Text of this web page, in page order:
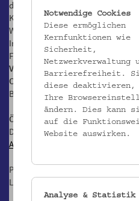
der Kunstgeschichte,
Kunst- und Kulturvermittlerin,
Wien bis 2020,
Institutionen, 2019-2024 in der
Fotosammlung des
Volkskundemuseum Wien
Otto Wagner Areal, Pavillon 1
Baumgartner Höhe 1, 1140 Wien
Öffnungszeiten:
Di-Fr: 10-17 Uhr
Anfahrt
Postanschrift:
Laudongasse 15-19, 1080 Wien
Notwendige Cookies
Diese ermöglichen
Kernfunktionen wie
Sicherheit,
Netzwerkverwaltung
Barrierefreiheit.
diese deaktivieren,
Ihre
ändern. Dies kann
auf die
Website auswirken.
Analyse & Statistik